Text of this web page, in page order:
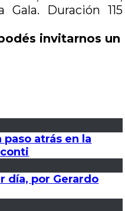
Gala. Duración 115
invitarnos un
atrás en la
día, por Gerardo